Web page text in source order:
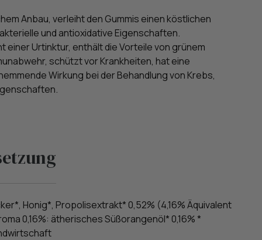
Anbau, verleiht den Gummis einen köstlichen
und antioxidative Eigenschaften.
Urtinktur, enthält die Vorteile von grünem
schützt vor Krankheiten, hat eine
Wirkung bei der Behandlung von Krebs,
Honig*, Propolisextrakt* 0,52% (4,16% Äquivalent
0,16%: ätherisches Süßorangenöl* 0,16% *